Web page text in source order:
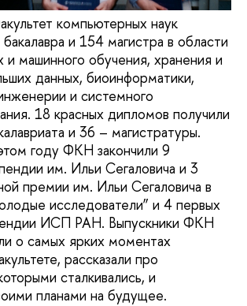
компьютерных наук
и 154 магистра в области
и машинного обучения, хранения и
данных, биоинформатики,
и системного
18 красных дипломов получили
и 36 – магистратуры.
году ФКН закончили 9
им. Ильи Сегаловича и 3
премии им. Ильи Сегаловича в
исследователи” и 4 первых
ИСП РАН. Выпускники ФКН
о самых ярких моментах
рассказали про
сталкивались, и
планами на будущее.